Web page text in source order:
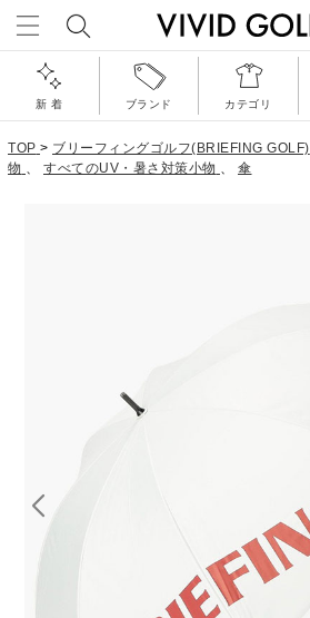
新 着 ブランド カテゴリ
TOP > ブリーフィングゴルフ(BRIEFING GOLF)
物 、 すべてのUV・暑さ対策小物 、 傘